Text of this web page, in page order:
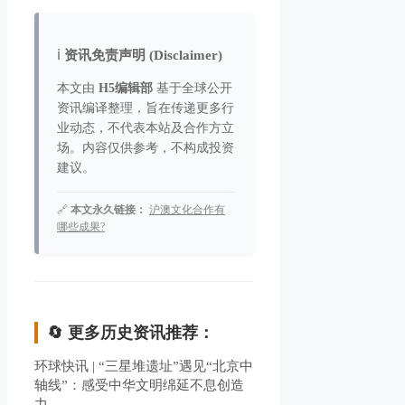
ℹ️ 资讯免责声明 (Disclaimer)
本文由 H5编辑部 基于全球公开
资讯编译整理，旨在传递更多行
业动态，不代表本站及合作方立
场。内容仅供参考，不构成投资
建议。
🔗 本文永久链接： 沪澳文化合作有
哪些成果?
🔄 更多历史资讯推荐：
环球快讯 | “三星堆遗址”遇见“北京中
轴线”：感受中华文明绵延不息创造